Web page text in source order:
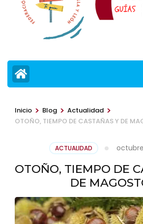
Inicio > Blog > Actualidad >
OTOÑO, TIEMPO DE CASTAÑAS Y DE
ACTUALIDAD
OTOÑO, TIEMPO DE
DE